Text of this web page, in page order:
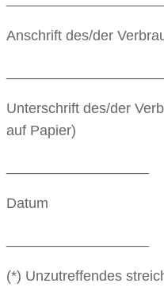
Anschrift des/der
Unterschrift des/der
auf Papier)
Datum
(*) Unzutreffendes